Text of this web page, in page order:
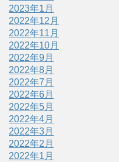
2023年1月
2022年12月
2022年11月
2022年10月
2022年9月
2022年8月
2022年7月
2022年6月
2022年5月
2022年4月
2022年3月
2022年2月
2022年1月